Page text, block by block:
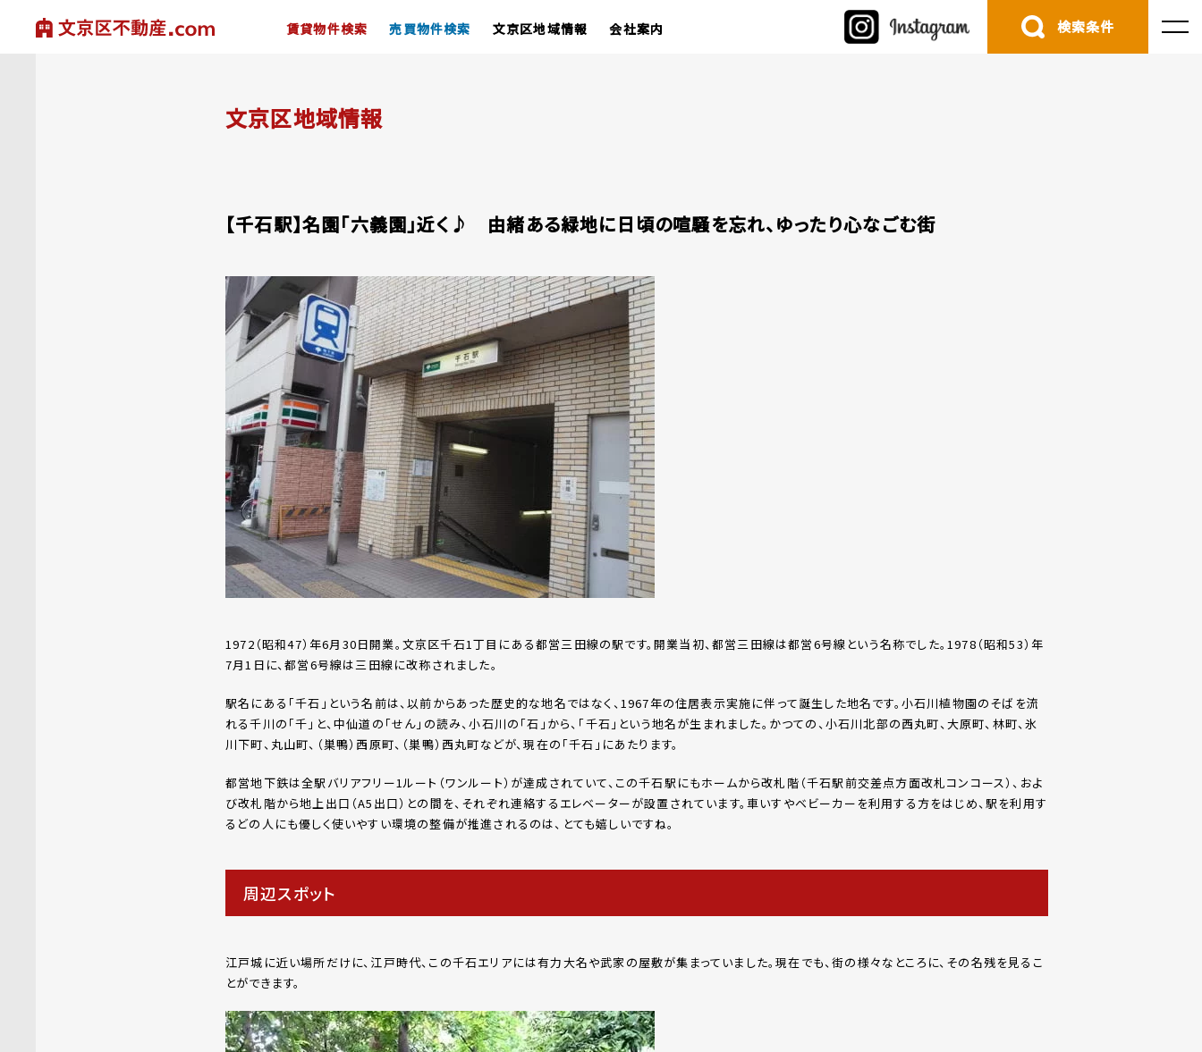
賃貸物件検索 売買物件検索 文京区地域情報 会社案内 検索条件
文京区地域情報
【千石駅】名園「六義園」近く♪ 由緒ある緑地に日頃の喧騒を忘れ、ゆったり心なごむ街
1972（昭和47）年6月30日開業。文京区千石1丁目にある都営三田線の駅です。開業当初、都営三田線は都営6号線という名称でした。1978（昭和53）年
7月1日に、都営6号線は三田線に改称されました。
駅名にある「千石」という名前は、以前からあった歴史的な地名ではなく、1967年の住居表示実施に伴って誕生した地名です。小石川植物園のそばを流
れる千川の「千」と、中仙道の「せん」の読み、小石川の「石」から、「千石」という地名が生まれました。かつての、小石川北部の西丸町、大原町、林町、氷
川下町、丸山町、（巣鴨）西原町、（巣鴨）西丸町などが、現在の「千石」にあたります。
都営地下鉄は全駅バリアフリー1ルート（ワンルート）が達成されていて、この千石駅にもホームから改札階（千石駅前交差点方面改札コンコース）、およ
び改札階から地上出口（A5出口）との間を、それぞれ連絡するエレベーターが設置されています。車いすやベビーカーを利用する方をはじめ、駅を利用す
るどの人にも優しく使いやすい環境の整備が推進されるのは、とても嬉しいですね。
周辺スポット
江戸城に近い場所だけに、江戸時代、この千石エリアには有力大名や武家の屋敷が集まっていました。現在でも、街の様々なところに、その名残を見るこ
とができます。